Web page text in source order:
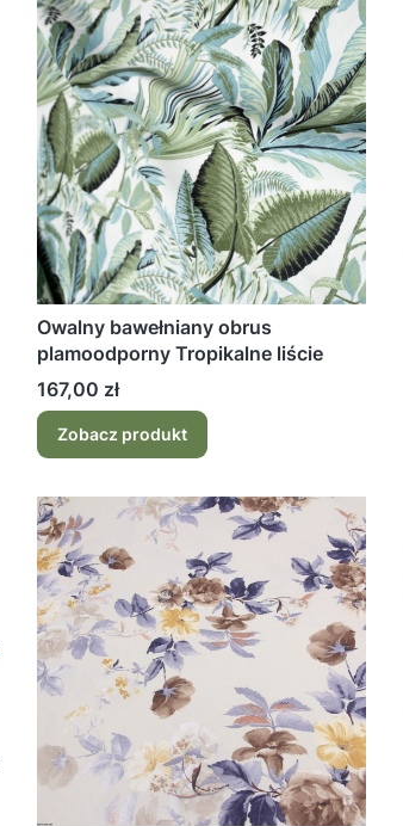
Owalny bawełniany obrus
plamoodporny Tropikalne liście
Cena
167,00 zł
Zobacz produkt